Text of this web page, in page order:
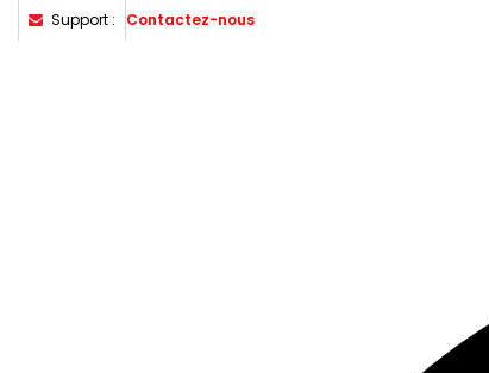
Support : Contactez-nous